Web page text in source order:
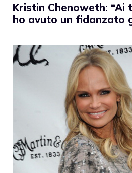
Kristin Chenoweth: “Ai
ho avuto un fidanzato